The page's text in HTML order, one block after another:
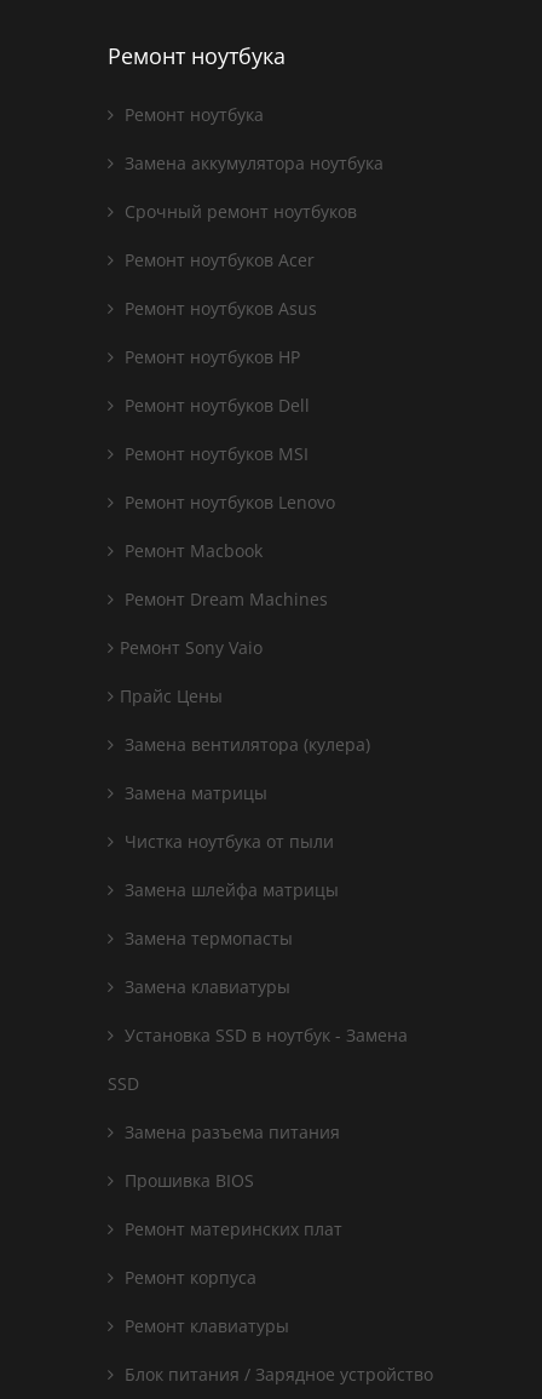
Ремонт ноутбука
Ремонт ноутбука
Замена аккумулятора ноутбука
Срочный ремонт ноутбуков
Ремонт ноутбуков Acer
Ремонт ноутбуков Asus
Ремонт ноутбуков HP
Ремонт ноутбуков Dell
Ремонт ноутбуков MSI
Ремонт ноутбуков Lenovo
Ремонт Macbook
Ремонт Dream Machines
Ремонт Sony Vaio
Прайс Цены
Замена вентилятора (кулера)
Замена матрицы
Чистка ноутбука от пыли
Замена шлейфа матрицы
Замена термопасты
Замена клавиатуры
Установка SSD в ноутбук - Замена
SSD
Замена разъема питания
Прошивка BIOS
Ремонт материнских плат
Ремонт корпуса
Ремонт клавиатуры
Блок питания / Зарядное устройство